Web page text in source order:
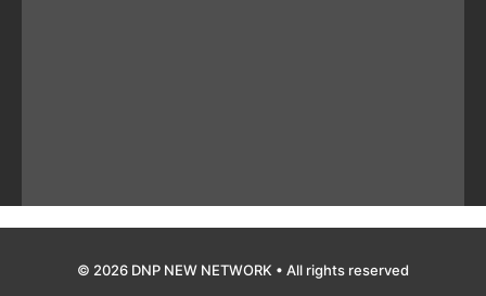
© 2026 DNP NEW NETWORK • All rights reserved